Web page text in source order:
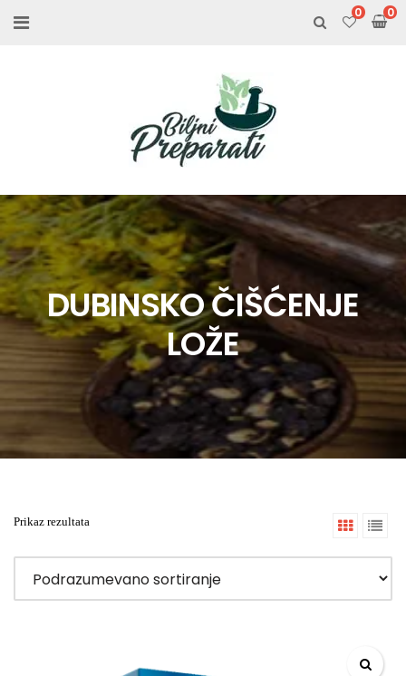
0
DUBINSKO ČIŠĆENJE
LOŽE
Prikaz rezultata